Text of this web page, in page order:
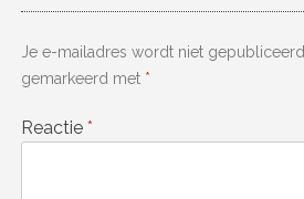
Je e-mailadres wordt niet gepubliceerd.
gemarkeerd met *
Reactie *